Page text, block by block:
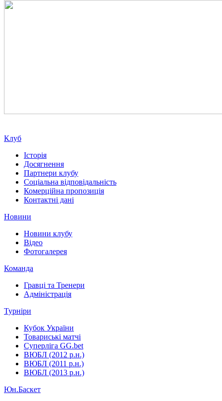
Клуб
Історія
Досягнення
Партнери клубу
Соціальна відповідальність
Комерційна пропозиція
Контактні дані
Новини
Новини клубу
Відео
Фотогалерея
Команда
Гравці та Тренери
Адміністрація
Турніри
Кубок України
Товариські матчі
Суперліга GG.bet
ВЮБЛ (2012 р.н.)
ВЮБЛ (2011 р.н.)
ВЮБЛ (2013 р.н.)
Юн.Баскет